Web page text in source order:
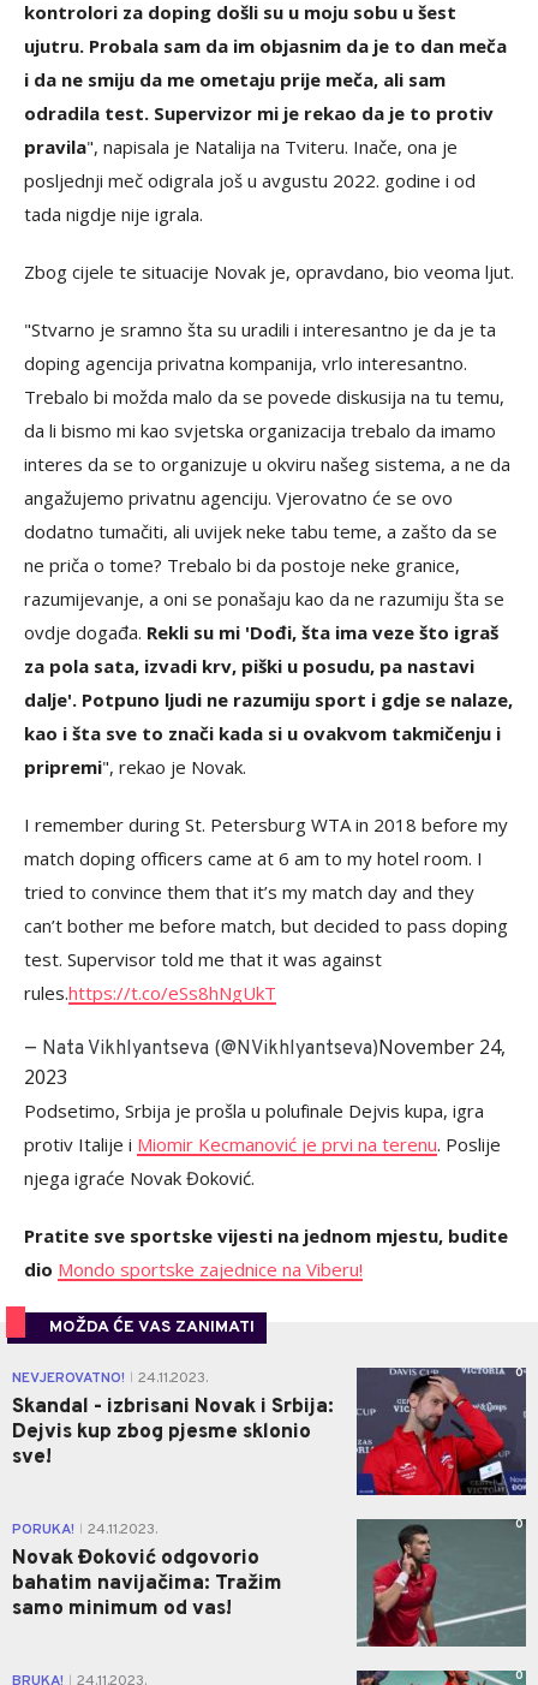
kontrolori za doping došli su u moju sobu u šest
ujutru. Probala sam da im objasnim da je to dan meča
i da ne smiju da me ometaju prije meča, ali sam
odradila test. Supervizor mi je rekao da je to protiv
pravila", napisala je Natalija na Tviteru. Inače, ona je
posljednji meč odigrala još u avgustu 2022. godine i od
tada nigdje nije igrala.
Zbog cijele te situacije Novak je, opravdano, bio veoma ljut.
"Stvarno je sramno šta su uradili i interesantno je da je ta
doping agencija privatna kompanija, vrlo interesantno.
Trebalo bi možda malo da se povede diskusija na tu temu,
da li bismo mi kao svjetska organizacija trebalo da imamo
interes da se to organizuje u okviru našeg sistema, a ne da
angažujemo privatnu agenciju. Vjerovatno će se ovo
dodatno tumačiti, ali uvijek neke tabu teme, a zašto da se
ne priča o tome? Trebalo bi da postoje neke granice,
razumijevanje, a oni se ponašaju kao da ne razumiju šta se
ovdje događa. Rekli su mi 'Dođi, šta ima veze što igraš
za pola sata, izvadi krv, piški u posudu, pa nastavi
dalje'. Potpuno ljudi ne razumiju sport i gdje se nalaze,
kao i šta sve to znači kada si u ovakvom takmičenju i
pripremi", rekao je Novak.
I remember during St. Petersburg WTA in 2018 before my
match doping officers came at 6 am to my hotel room. I
tried to convince them that it’s my match day and they
can’t bother me before match, but decided to pass doping
test. Supervisor told me that it was against
rules.https://t.co/eSs8hNgUkT
— Nata Vikhlyantseva (@NVikhlyantseva)November 24,
2023
Podsetimo, Srbija je prošla u polufinale Dejvis kupa, igra
protiv Italije i Miomir Kecmanović je prvi na terenu. Poslije
njega igraće Novak Đoković.
Pratite sve sportske vijesti na jednom mjestu, budite
dio Mondo sportske zajednice na Viberu!
MOŽDA ĆE VAS ZANIMATI
NEVJEROVATNO! 24.11.2023.
Skandal - izbrisani Novak i Srbija:
Dejvis kup zbog pjesme sklonio
sve!
0
PORUKA! 24.11.2023.
Novak Đoković odgovorio
bahatim navijačima: Tražim
samo minimum od vas!
0
0